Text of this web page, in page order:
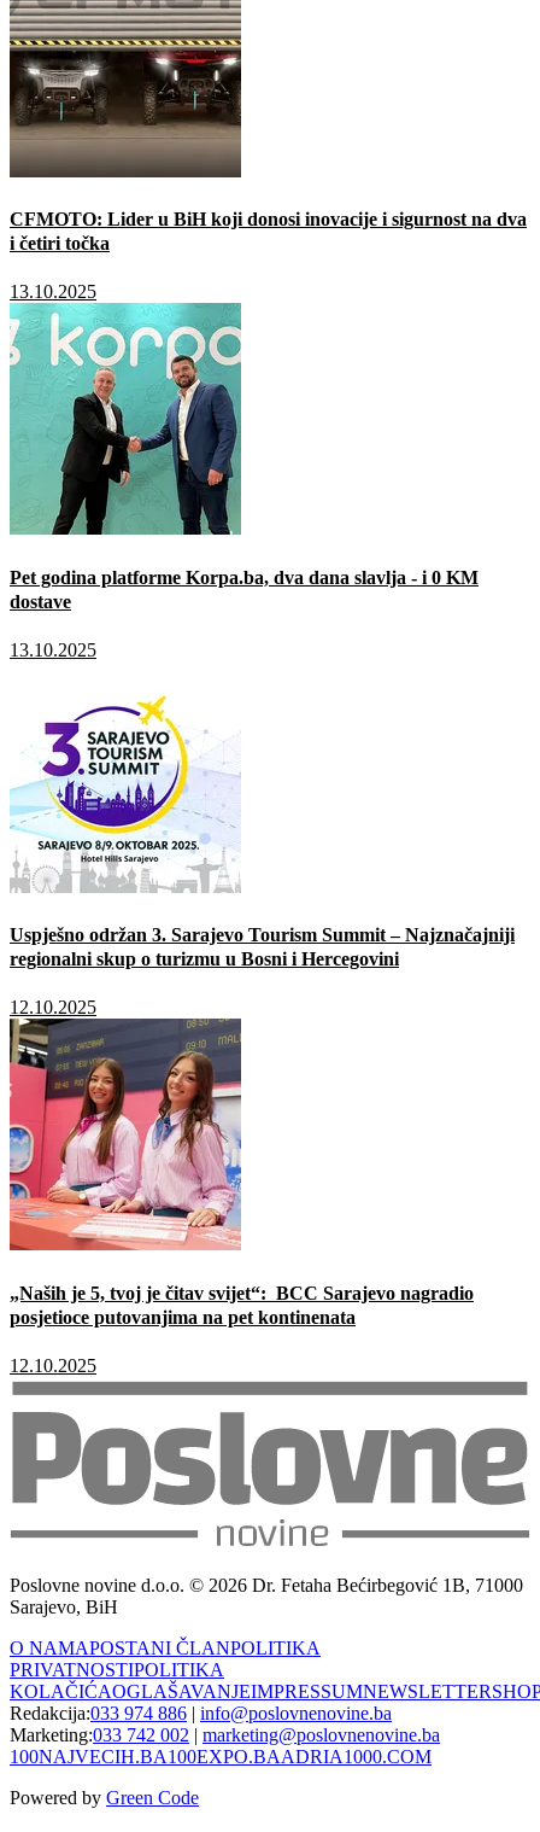
CFMOTO: Lider u BiH koji donosi inovacije i sigurnost na dva
i četiri točka
13.10.2025
Pet godina platforme Korpa.ba, dva dana slavlja - i 0 KM
dostave
13.10.2025
Uspješno održan 3. Sarajevo Tourism Summit – Najznačajniji
regionalni skup o turizmu u Bosni i Hercegovini
12.10.2025
„Naših je 5, tvoj je čitav svijet“: BCC Sarajevo nagradio
posjetioce putovanjima na pet kontinenata
12.10.2025
Poslovne novine d.o.o. © 2026 Dr. Fetaha Bećirbegović 1B, 71000
Sarajevo, BiH
O NAMAPOSTANI ČLANPOLITIKA
PRIVATNOSTIPOLITIKA
KOLAČIĆAOGLAŠAVANJEIMPRESSUMNEWSLETTER
Redakcija:033 974 886 | info@poslovnenovine.ba
Marketing:033 742 002 | marketing@poslovnenovine.ba
100NAJVECIH.BA100EXPO.BAADRIA1000.COM
Powered by Green Code